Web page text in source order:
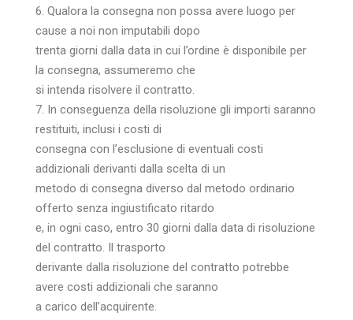
6. Qualora la consegna non possa avere luogo per
cause a noi non imputabili dopo
trenta giorni dalla data in cui l’ordine è disponibile per
la consegna, assumeremo che
si intenda risolvere il contratto.
7. In conseguenza della risoluzione gli importi saranno
restituiti, inclusi i costi di
consegna con l’esclusione di eventuali costi
addizionali derivanti dalla scelta di un
metodo di consegna diverso dal metodo ordinario
offerto senza ingiustificato ritardo
e, in ogni caso, entro 30 giorni dalla data di risoluzione
del contratto. Il trasporto
derivante dalla risoluzione del contratto potrebbe
avere costi addizionali che saranno
a carico dell’acquirente.